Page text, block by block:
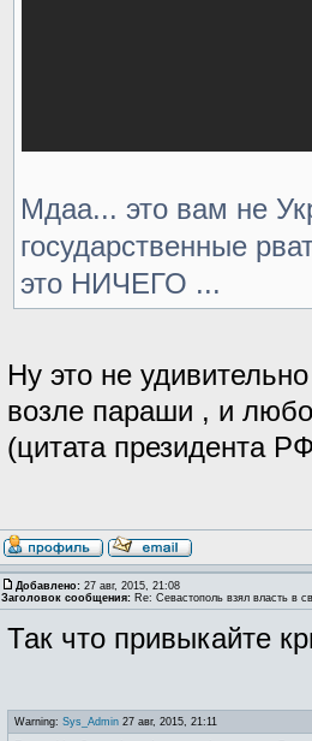
Мдаа... это вам не
государственные
это НИЧЕГО ...
Ну это не
возле параши , и
(цитата президента
Добавлено: 27 авг, 2015, 21:08
Заголовок сообщения: Re: Севастополь взял власть в
Так что привыкайте
Warning: Sys_Admin 27 авг, 2015, 21:11